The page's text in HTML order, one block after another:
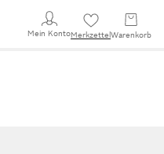
Mein KontoMerkzettel Warenkorb